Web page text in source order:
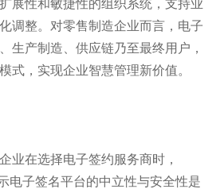
展性和敏捷性的组织系统，支持业
调整。对零售制造企业而言，电子
生产制造、供应链乃至最终用户，
式，实现企业智慧管理新价值。
业在选择电子签约服务商时，
电子签名平台的中立性与安全性是